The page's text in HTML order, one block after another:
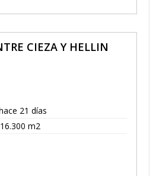
CIEZA Y HELLIN
21 días
16.300 m2